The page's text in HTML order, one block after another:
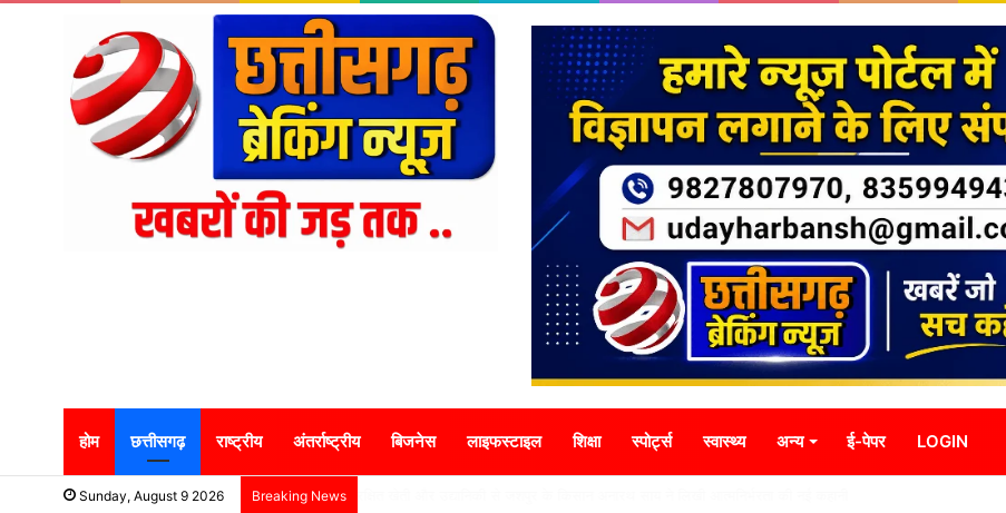
होम छत्तीसगढ़ राष्ट्रीय अंतर्राष्ट्रीय बिजनेस लाइफस्टाइल शिक्षा स्पोर्ट्स स्वास्थ्य अन्य ई-पेपर LOGIN
Sunday, August 9 2026 Breaking News